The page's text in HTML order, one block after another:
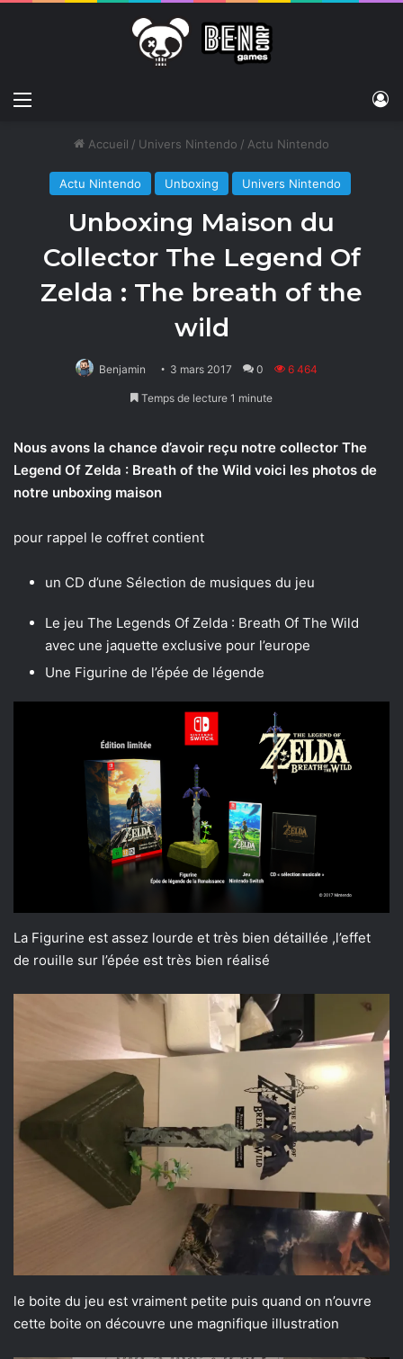
Menu
Accueil / Univers Nintendo / Actu Nintendo
Actu Nintendo Unboxing Univers Nintendo
Unboxing Maison du
Collector The Legend Of
Zelda : The breath of the
wild
Benjamin 3 mars 2017 0 6 464
Temps de lecture 1 minute
Nous avons la chance d’avoir reçu notre collector The
Legend Of Zelda : Breath of the Wild voici les photos de
notre unboxing maison
pour rappel le coffret contient
un CD d’une Sélection de musiques du jeu
Le jeu The Legends Of Zelda : Breath Of The Wild
avec une jaquette exclusive pour l’europe
Une Figurine de l’épée de légende
La Figurine est assez lourde et très bien détaillée ,l’effet
de rouille sur l’épée est très bien réalisé
le boite du jeu est vraiment petite puis quand on n’ouvre
cette boite on découvre une magnifique illustration